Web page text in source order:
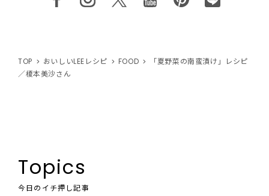
TOP おいしいLEEレシピ FOOD
「夏野菜の南蛮漬け」レシピ
／榎本美沙さん
Topics
今日のイチ押し記事